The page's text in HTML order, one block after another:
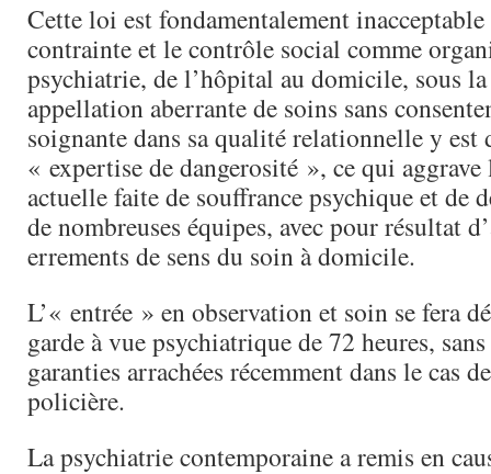
Cette loi est fondamentalement
contrainte et le contrôle social comme
psychiatrie, de l’hôpital au domicile, sous
appellation aberrante de soins sans
soignante dans sa qualité relationnelle y est
« expertise de dangerosité », ce qui
actuelle faite de souffrance psychique et de
de nombreuses équipes, avec pour résultat
errements de sens du soin à domicile.
L’« entrée » en observation et soin se fera
garde à vue psychiatrique de 72 heures,
garanties arrachées récemment dans le cas
policière.
La psychiatrie contemporaine a remis en